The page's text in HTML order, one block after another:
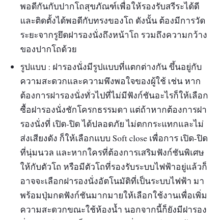
พอดีกันกับปากโถสุขภัณฑ์เพื่อให้รองรับสรีระได้ดี
และติดตั้งได้พอดีกับทรงของโถ ดังนั้น ต้องมีการวัด
ระยะจากรูยึดฝารองนั่งถึงหน้าโถ รวมถึงความกว้าง
ของปากโถด้วย
รูปแบบ : ฝารองนั่งมีรูปแบบที่แตกต่างกัน ขึ้นอยู่กับ
ความสะดวกและความพึงพอใจของผู้ใช้ เช่น หาก
ต้องการฝารองนั่งทั่วไปที่ไม่มีฟังก์ชันอะไรก็ให้เลือก
ซื้อฝารองนั่งชักโครกธรรมดา แต่ถ้าหากต้องการฝา
รองนั่งที่ เปิด-ปิด ได้ปลอดภัย ไม่ตกกระแทกและไม่
ส่งเสียงดัง ก็ให้เลือกแบบ Soft close เพื่อการ เปิด-ปิด
ที่นุ่มนวล และหากใครที่ต้องการเสริมฟังก์ชันพิเศษ
ให้กับตัวโถ หรือมีตัวโถที่รองรับระบบไฟฟ้าอยู่แล้วก็
อาจจะเลือกฝารองนั่งอัตโนมัติที่เป็นระบบไฟฟ้า มา
พร้อมปุ่มกดฟังก์ชันมากมายให้เลือกใช้งานเพื่อเพิ่ม
ความสะดวกขณะใช้ห้องน้ำ นอกจากนี้ก็ยังมีฝารอง